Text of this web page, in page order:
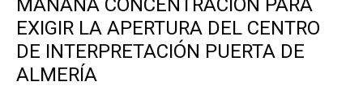
EXIGIR LA APERTURA DEL CENTRO
DE INTERPRETACIÓN PUERTA DE
ALMERÍA